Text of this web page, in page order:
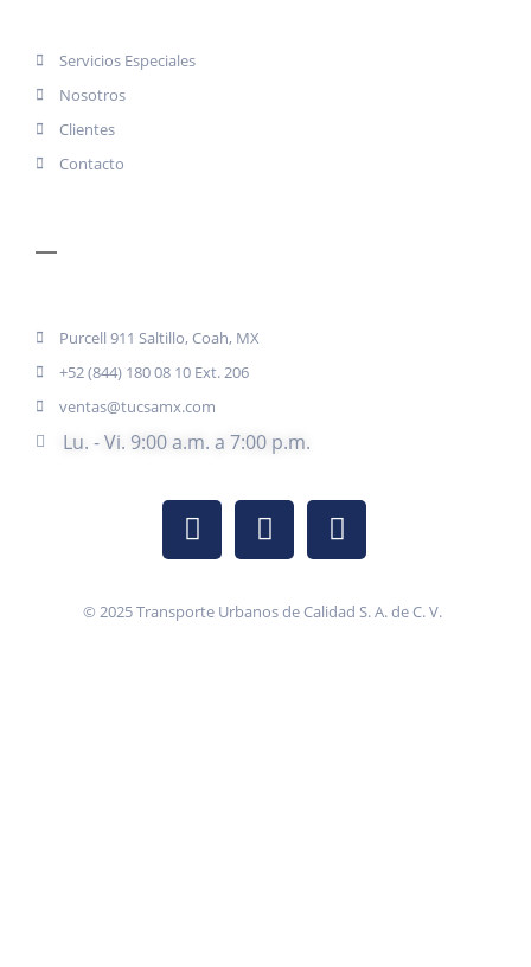
Servicios Especiales
Nosotros
Clientes
Contacto
Purcell 911 Saltillo, Coah, MX
+52 (844) 180 08 10 Ext. 206
ventas@tucsamx.com
Lu. - Vi. 9:00 a.m. a 7:00 p.m.
© 2025 Transporte Urbanos de Calidad S. A. de C. V.